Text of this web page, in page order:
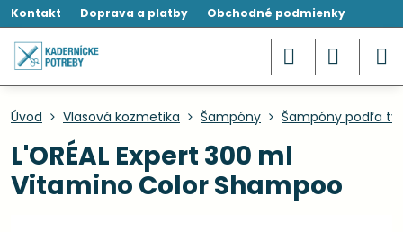
Kontakt Doprava a platby Obchodné podmienky
Úvod Vlasová kozmetika Šampóny Šampóny podľa
L'ORÉAL Expert 300 ml
Vitamino Color Shampoo